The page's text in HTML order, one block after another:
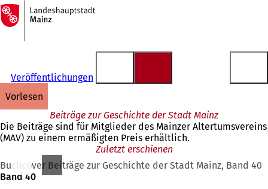
Inhalt anspringen
Zur
Startseite
Veröffentlichungen
vorlesen
Beiträge zur Geschichte der Stadt Mainz
Die Beiträge sind für Mitglieder des Mainzer Altertumsvereins
(MAV) zu einem ermäßigten Preis erhältlich.
Zuletzt erschienen
Buchcover Beiträge zur Geschichte der Stadt Mainz, Band 40
Band 40